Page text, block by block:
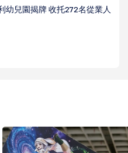
幼兒園揭牌 收托272名從業人